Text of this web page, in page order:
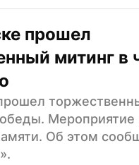
прошел
митинг в
Мероприятие
Об этом